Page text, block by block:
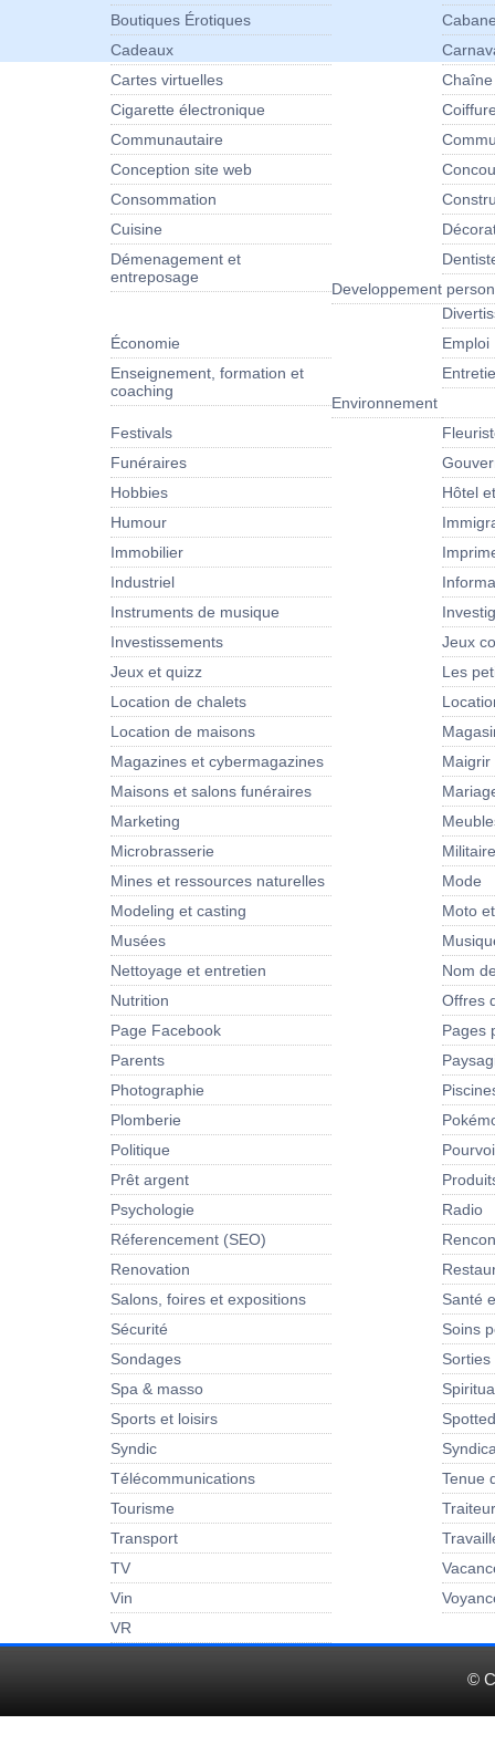
Boutiques Érotiques
Cadeaux
Cartes virtuelles
Cigarette électronique
Communautaire
Conception site web
Consommation
Cuisine
Démenagement et
entreposage
Developpement
Économie
Emploi
Enseignement, formation et
coaching
Environnement
Festivals
Funéraires
Hobbies
Hôtel
Humour
Immobilier
Industriel
Instruments de musique
Investissements
Jeux
Jeux et quizz
Les
Location de chalets
Location de maisons
Magazines et cybermagazines
Maigrir
Maisons et salons funéraires
Marketing
Microbrasserie
Mines et ressources naturelles
Mode
Modeling et casting
Moto
Musées
Nettoyage et entretien
Nom
Nutrition
Offres
Page Facebook
Pages
Parents
Photographie
Plomberie
Politique
Prêt argent
Psychologie
Radio
Réferencement (SEO)
Renovation
Salons, foires et expositions
Santé
Sécurité
Soins
Sondages
Spa & masso
Sports et loisirs
Spotted
Syndic
Télécommunications
Tenue
Tourisme
Transport
TV
Vin
VR
©